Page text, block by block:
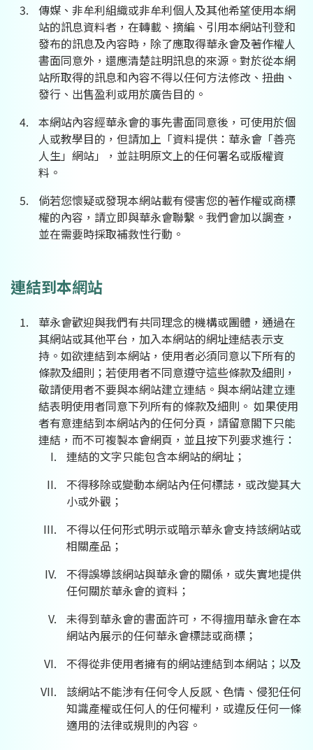
傳媒、非牟利組織或非牟利個人及其他希望使用本網
站的訊息資料者，在轉載、摘編、引用本網站刊登和
發布的訊息及內容時，除了應取得華永會及著作權人
書面同意外，還應清楚註明訊息的來源。對於從本網
站所取得的訊息和內容不得以任何方法修改、扭曲、
發行、出售盈利或用於廣告目的。
本網站內容經華永會的事先書面同意後，可使用於個
人或教學目的，但請加上「資料提供：華永會「善亮
人生」網站」，並註明原文上的任何署名或版權資
料。
倘若您懷疑或發現本網站載有侵害您的著作權或商標
權的內容，請立即與華永會聯繫。我們會加以調查，
並在需要時採取補救性行動。
連結到本網站
華永會歡迎與我們有共同理念的機構或團體，通過在
其網站或其他平台，加入本網站的網址連結表示支
持。如欲連結到本網站，使用者必須同意以下所有的
條款及細則；若使用者不同意遵守這些條款及細則，
敬請使用者不要與本網站建立連結。與本網站建立連
結表明使用者同意下列所有的條款及細則。 如果使用
者有意連結到本網站內的任何分頁，請留意閣下只能
連結，而不可複製本會網頁，並且按下列要求進行：
連結的文字只能包含本網站的網址；
不得移除或變動本網站內任何標誌，或改變其大
小或外觀；
不得以任何形式明示或暗示華永會支持該網站或
相關產品；
不得誤導該網站與華永會的關係，或失實地提供
任何關於華永會的資料；
未得到華永會的書面許可，不得擅用華永會在本
網站內展示的任何華永會標誌或商標；
不得從非使用者擁有的網站連結到本網站；以及
該網站不能涉有任何令人反感、色情、侵犯任何
知識產權或任何人的任何權利，或違反任何一條
適用的法律或規則的內容。